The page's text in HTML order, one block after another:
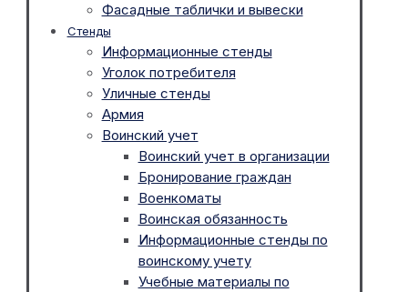
Фасадные таблички и вывески
Стенды
Информационные стенды
Уголок потребителя
Уличные стенды
Армия
Воинский учет
Воинский учет в организации
Бронирование граждан
Военкоматы
Воинская обязанность
Информационные стенды по
воинскому учету
Учебные материалы по